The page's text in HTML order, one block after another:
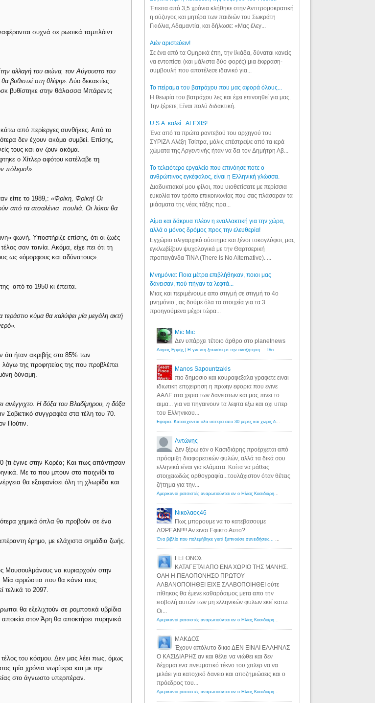
συχνά σε ρωσικά ταμπλόιντ
αλλαγή του αιώνα, τον Αύγουστο του
βυθιστεί στη θλίψη». Δύο δεκαετίες
βυθίστηκε στην θάλασσα Μπάρεντς
από περίεργες συνθήκες. Από το
δεν έχουν ακόμα συμβεί. Επίσης,
τους και αν ζουν ακόμα.
ο Χίτλερ αφότου κατέλαβε τη
πόλεμο!».
είπε το 1989,:«Φρίκη, Φρίκη! Οι
από τα ατσαλένια πουλιά. Οι λύκοι θα
φωνή. Υποστήριζε επίσης, ότι οι ζωές
σαν ταινία. Ακόμα, είχε πει ότι τη
ως «όμορφους και αδύνατους».
από το 1950 κι έπειτα.
κύμα θα καλύψει μία μεγάλη ακτή
ότι ήταν ακριβής στο 85% των
της προφητείας της που προβλέπει
δύναμη.
Η δόξα του Βλαδίμηρου, η δόξα
Σοβιετικό συγγραφέα στα τέλη του 70.
Πούτιν.
(τι έγινε στην Κορέα; Και πως απάντησαν
Με το που μπουν στο παιχνίδι τα
θα εξαφανίσει όλη τη χλωρίδα και
χημικά όπλα θα προβούν σε ένα
έρημο, με ελάχιστα σημάδια ζωής.
Μουσουλμάνους να κυριαρχούν στην
αρρώστια που θα κάνει τους
τελικά το 2097.
θα εξελιχτούν σε ρομποτικά υβρίδια
στον Άρη θα αποκτήσει πυρηνικά
τέλος του κόσμου. Δεν μας λέει πως, όμως
τρία χρόνια νωρίτερα και με την
στο άγνωστο υπερπέραν.
Έπειτα από 3,5 χρόνια κλήθηκε στην Αντιτρομοκρατική
η σύζυγος και μητέρα των παιδιών του Σωκράτη
Γκιόλια, Αδαμαντία, και δήλωσε: «Μας έλεγ...
Aιέν αριστεύειν!
Σε ένα από τα Ομηρικά έπη, την Ιλιάδα, δύναται κανείς
να εντοπίσει (και μάλιστα δύο φορές) μια έκφραση-
συμβουλή που αποτέλεσε ιδανικό για...
Το πείραμα του βατράχου που μας αφορά όλους...
Η θεωρία του βατράχου λες και έχει επινοηθεί για μας.
Την ξέρετε; Είναι πολύ διδακτική.
U.S.A. καλεί...ALEXIS!
Ένα από τα πρώτα ραντεβού του αρχηγού του
ΣΥΡΙΖΑ Αλέξη Τσίπρα, μόλις επέστρεψε από τα ιερά
χώματα της Αργεντινής ήταν να δει τον Δημήτρη Αβ...
Το τελειότερο εργαλείο που επινόησε ποτε ο
ανθρώπινος εγκέφαλος, είναι η Ελληνική γλώσσα.
Διαδυκτιακοί μου φίλοι, που υιοθετίσατε με περίσσια
ευκολία τον τρόπο επικοινωνίας που σας πλάσαραν τα
μιάσματα της νέας τάξης πρα...
Αίμα και δάκρυα πλέον η εναλλακτική για την χώρα,
αλλά ο μόνος δρόμος προς την ελευθερία!
Εγχώριο ολιγαρχικό σύστημα και ξένοι τοκογλύφοι, μας
εγκλωβίζουν ψυχολογικά με την Θαρτσερική
προπαγάνδα TINA (There Is No Alternative). ...
Μνημόνια: Ποια μέτρα επιβλήθηκαν, ποιοι μας
δάνεισαν, πού πήγαν τα λεφτά...
Μιας και περιμένουμε απο στιγμή σε στιγμή το 4ο
μνημόνιο , ας δούμε όλα τα στοιχεία για τα 3
προηγούμενα μέχρι τώρα...
Mic Mic
Δεν υπάρχει τέτοιο άρθρο στο planetnews
Λόγιος Ερμής | Η γνώση ξεκινάει με την αναζήτηση...: Ιδού οι 18 που χρωστούν 11 δις ευρώ!
Manos Sapountzakis
πιο δημοσιο και κουραφεξαλα γραφετε ειναι
ιδιωτικη επιχειρηση η πρωην εφορια που εγινε
ΑΑΔΕ στα χερια των δανειστων και μας πινει το
αιμα... για να πηγαινουν τα λεφτα εξω και οχι υπερ
του Ελληνικου...
Εφορία: Κατάσχονται όλα ύστερα από 30 μέρες και χωρίς δικαστικές αποφάσεις - Λόγιος Ερμής
Αντώνης
Δεν ξέρω εάν ο Κασιδιάρης προέρχεται από
πρόσμιξη διαφορετικών φυλών, αλλά τα δικά σου
ελληνικά είναι για κλάματα. Κοίτα να μάθεις
στοιχειωδώς ορθογραφία...τουλάχιστον όταν θέτεις
ζήτημα για την...
Αμερικανοί ρατσιστές αναρωτιούνται αν ο Ηλίας Κασιδιάρης ανήκει στη λευκή φυλή... - Λόγιος Ερμής
Νικολαος46
Πως μπορουμε να το κατεβασουμε
ΔΩΡΕΑΝ!!!! Αν ειναι Εφικτο Αυτο?
Ένα βιβλίο που πολεμήθηκε γιατί ξυπνούσε συνειδήσεις... - Λόγιος Ερμής | Η γνώση ξεκινάει με την αναζήτηση...
ΓΕΓΟΝΟΣ
ΚΑΤΑΓΕΤΑΙ ΑΠΟ ΕΝΑ ΧΩΡΙΟ ΤΗΣ ΜΑΝΗΣ.
ΟΛΗ Η ΠΕΛΟΠΟΝΗΣΟ ΠΡΩΤΟΥ
ΑΛΒΑΝΟΠΟΙΗΘΕΙ ΕΙΧΕ ΣΛΑΒΟΠΟΙΗΘΕΙ ούτε
πίθηκος θα έμενε καθαρόαιμος μετα απο την
εισβολή αυτών των μη ελληνικών φυλων εκεί κατω.
Οι...
Αμερικανοί ρατσιστές αναρωτιούνται αν ο Ηλίας Κασιδιάρης ανήκει στη λευκή φυλή... - Λόγιος Ερμής
ΜΑΚΔΟΣ
Έχουν απόλυτο δίκιο ΔΕΝ ΕΙΝΑΙ ΕΛΛΗΝΑΣ
Ο ΚΑΣΙΔΙΑΡΗΣ αν και θέλει να νιώθει και δεν
δέχομαι ενα πνευματικό τέκνο του χιτλερ να να
μιλάει για κατοχικό δανειο και αποζημιώσεις και ο
πρόεδρος του...
Αμερικανοί ρατσιστές αναρωτιούνται αν ο Ηλίας Κασιδιάρης ανήκει στη λευκή φυλή... - Λόγιος Ερμής